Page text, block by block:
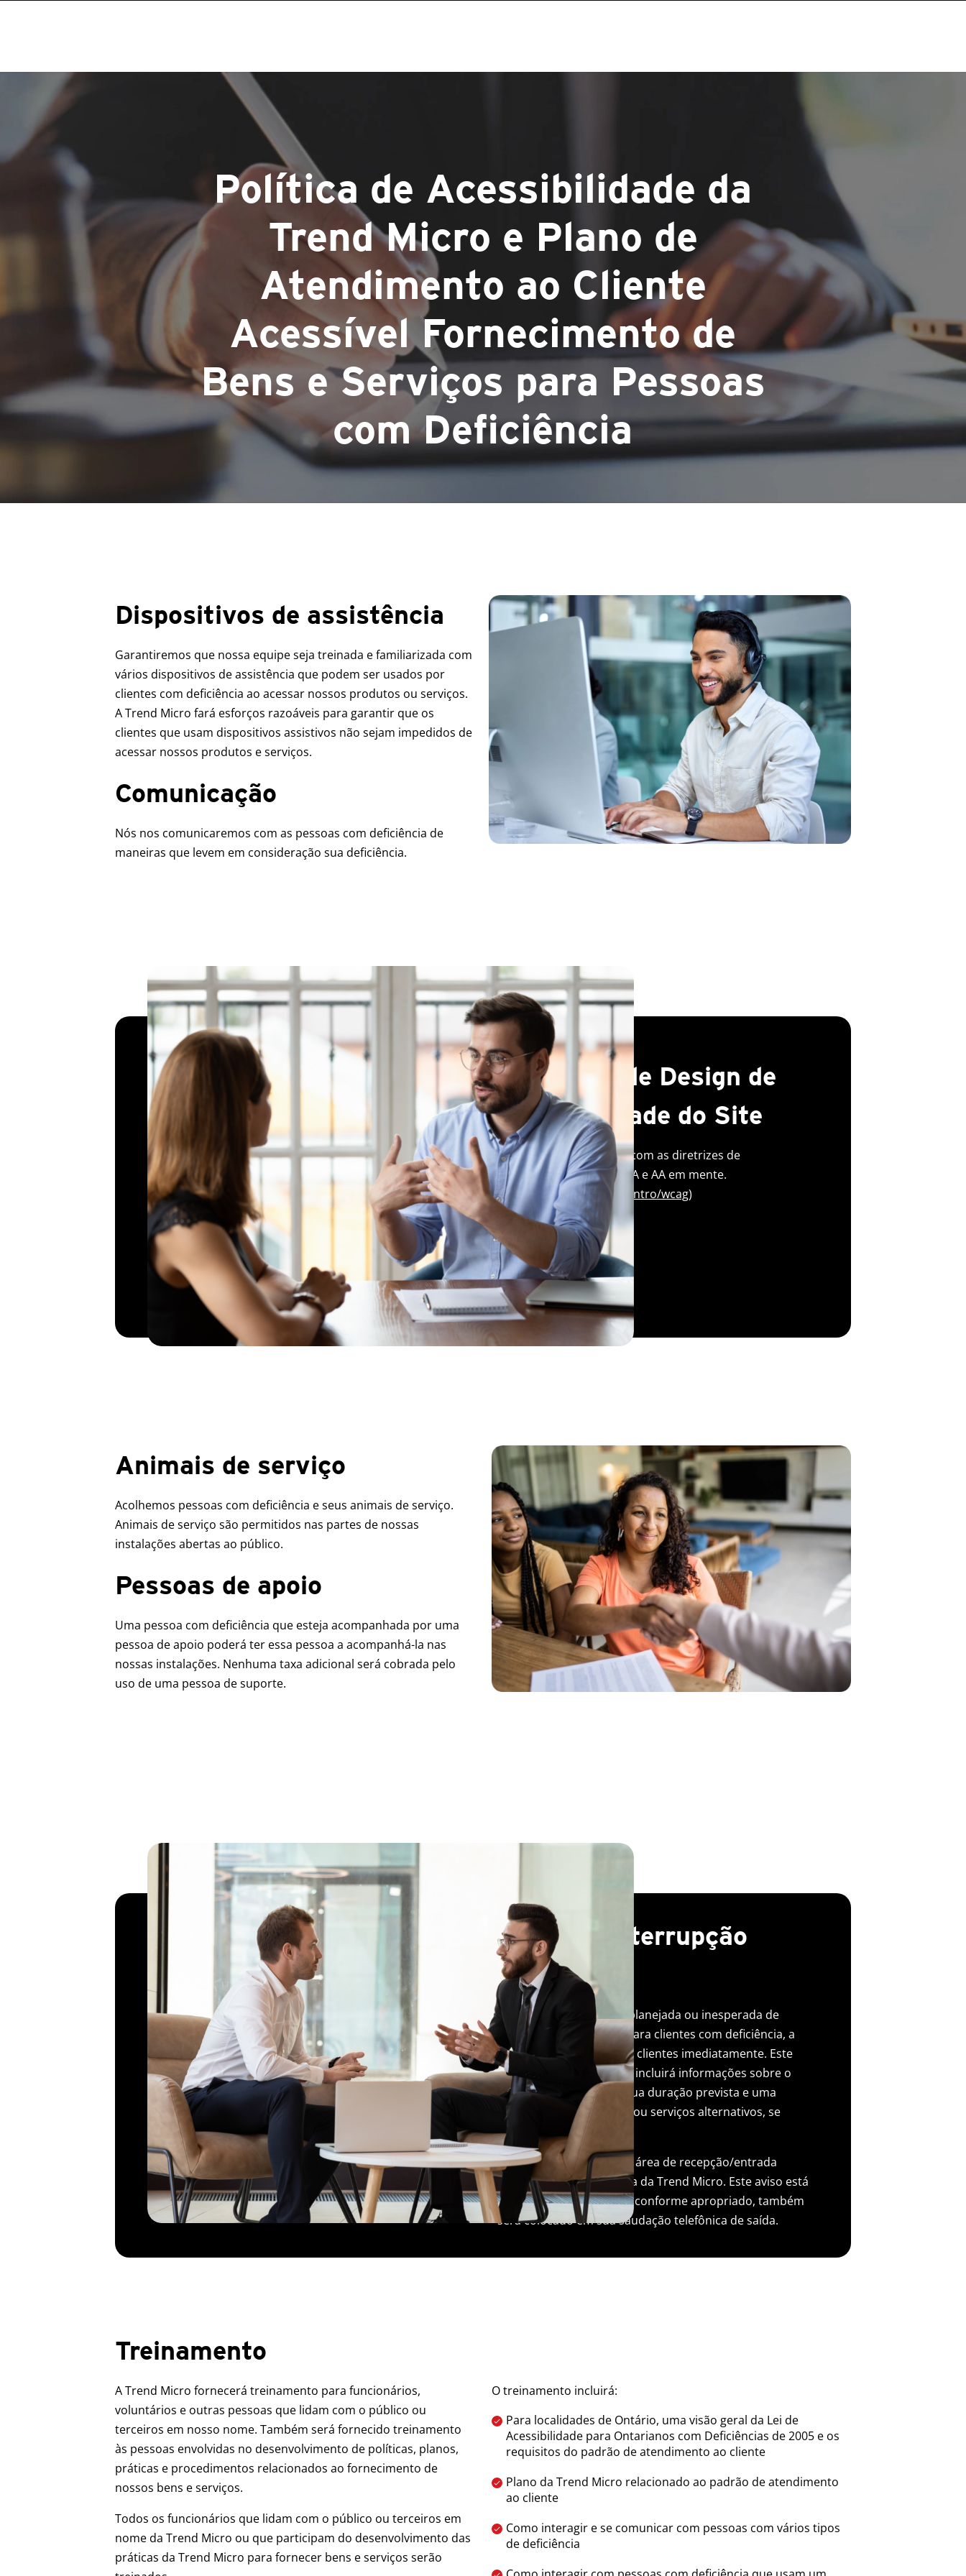
Política de Acessibilidade da
Trend Micro e Plano de
Atendimento ao Cliente
Acessível Fornecimento de
Bens e Serviços para Pessoas
com Deficiência
Dispositivos de assistência
Garantiremos que nossa equipe seja treinada e familiarizada com
vários dispositivos de assistência que podem ser usados por
clientes com deficiência ao acessar nossos produtos ou serviços.
A Trend Micro fará esforços razoáveis para garantir que os
clientes que usam dispositivos assistivos não sejam impedidos de
acessar nossos produtos e serviços.
Comunicação
Nós nos comunicaremos com as pessoas com deficiência de
maneiras que levem em consideração sua deficiência.
Diretrizes de Design de
Acessibilidade do Site
Nosso site foi projetado com as diretrizes de
acessibilidade WCAG 2.0 A e AA em mente.
(http://www.w3.org/WAI/intro/wcag)
Animais de serviço
Acolhemos pessoas com deficiência e seus animais de serviço.
Animais de serviço são permitidos nas partes de nossas
instalações abertas ao público.
Pessoas de apoio
Uma pessoa com deficiência que esteja acompanhada por uma
pessoa de apoio poderá ter essa pessoa a acompanhá-la nas
nossas instalações. Nenhuma taxa adicional será cobrada pelo
uso de uma pessoa de suporte.
Aviso de interrupção
temporária
No caso de interrupção planejada ou inesperada de
serviços ou instalações para clientes com deficiência, a
Trend Micro notificará os clientes imediatamente. Este
aviso claramente afixado incluirá informações sobre o
motivo da interrupção, sua duração prevista e uma
descrição de instalações ou serviços alternativos, se
disponíveis.
O aviso será colocado na área de recepção/entrada
frontal do local de Ottawa da Trend Micro. Este aviso está
no site da Trend Micro e, conforme apropriado, também
será colocado em sua saudação telefônica de saída.
Treinamento
A Trend Micro fornecerá treinamento para funcionários,
voluntários e outras pessoas que lidam com o público ou
terceiros em nosso nome. Também será fornecido treinamento
às pessoas envolvidas no desenvolvimento de políticas, planos,
práticas e procedimentos relacionados ao fornecimento de
nossos bens e serviços.
Todos os funcionários que lidam com o público ou terceiros em
nome da Trend Micro ou que participam do desenvolvimento das
práticas da Trend Micro para fornecer bens e serviços serão
O treinamento incluirá:
Para localidades de Ontário, uma visão geral da Lei de
Acessibilidade para Ontarianos com Deficiências de 2005 e os
requisitos do padrão de atendimento ao cliente
Plano da Trend Micro relacionado ao padrão de atendimento
ao cliente
Como interagir e se comunicar com pessoas com vários tipos
de deficiência